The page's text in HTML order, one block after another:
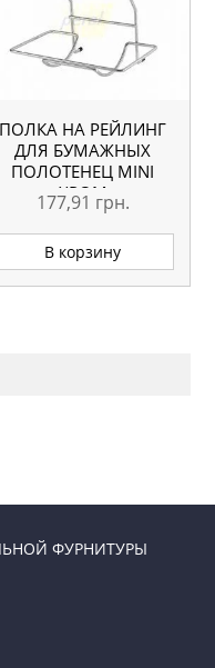
ПОЛКА НА РЕЙЛИНГ
ДЛЯ БУМАЖНЫХ
ПОЛОТЕНЕЦ MINI
ХРОМ
177,91 грн.
В корзину
ФУРНИТУРЫ